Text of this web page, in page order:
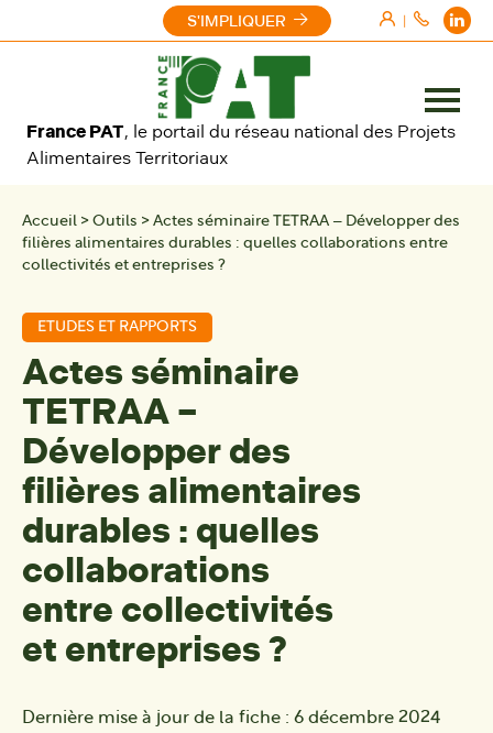
|
France PAT, le portail du réseau national des Projets
Alimentaires Territoriaux
S'IMPLIQUER
Ouvrir
le
Accueil > Outils > Actes séminaire TETRAA – Développer des
filières alimentaires durables : quelles collaborations entre
collectivités et entreprises ?
ETUDES ET RAPPORTS
Actes séminaire
TETRAA –
Développer des
filières alimentaires
durables : quelles
collaborations
entre collectivités
et entreprises ?
Dernière mise à jour de la fiche : 6 décembre 2024